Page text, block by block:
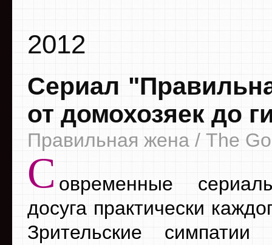
2012
Сериал
от домохозяек до
Правильная жена / The
С овременные
досуга практически
Зрительские